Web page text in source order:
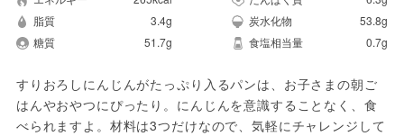
脂質
3.4g 炭水化物
53.8g
糖質
51.7g 食塩相当量 0.7g
すりおろしにんじんがたっぷり入るパンは、お子さまの朝ご
はんやおやつにぴったり。にんじんを意識することなく、食
べられますよ。材料は3つだけなので、気軽にチャレンジして